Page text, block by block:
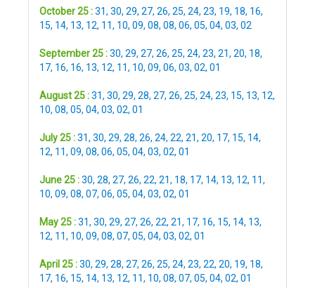
October 25 :31, 30, 29, 27, 26, 25, 24, 23, 19, 18, 16,
15, 14, 13, 12, 11, 10, 09, 08, 08, 06, 05, 04, 03, 02
September 25 :30, 29, 27, 26, 25, 24, 23, 21, 20, 18,
17, 16, 16, 13, 12, 11, 10, 09, 06, 03, 02, 01
August 25 :31, 30, 29, 28, 27, 26, 25, 24, 23, 15, 13, 12,
10, 08, 05, 04, 03, 02, 01
July 25 :31, 30, 29, 28, 26, 24, 22, 21, 20, 17, 15, 14,
12, 11, 09, 08, 06, 05, 04, 03, 02, 01
June 25 :30, 28, 27, 26, 22, 21, 18, 17, 14, 13, 12, 11,
10, 09, 08, 07, 06, 05, 04, 03, 02, 01
May 25 :31, 30, 29, 27, 26, 22, 21, 17, 16, 15, 14, 13,
12, 11, 10, 09, 08, 07, 05, 04, 03, 02, 01
April 25 :30, 29, 28, 27, 26, 25, 24, 23, 22, 20, 19, 18,
17, 16, 15, 14, 13, 12, 11, 10, 08, 07, 05, 04, 02, 01